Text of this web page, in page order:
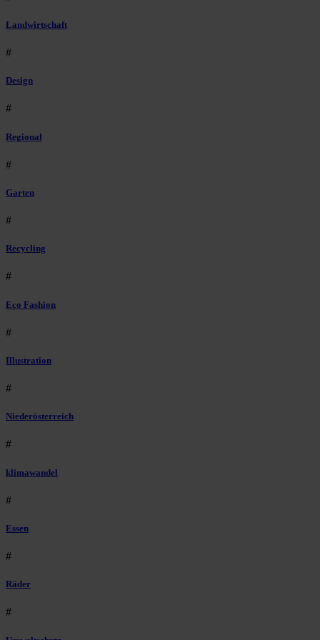
Landwirtschaft
#
Design
#
Regional
#
Garten
#
Recycling
#
Eco Fashion
#
Illustration
#
Niederösterreich
#
klimawandel
#
Essen
#
Räder
#